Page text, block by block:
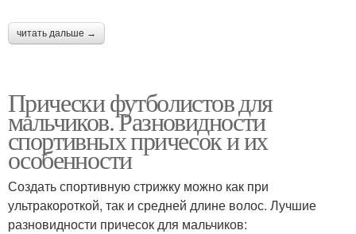
читать дальше →
Прически футболистов для
мальчиков. Разновидности
спортивных причесок и их
особенности
Создать спортивную стрижку можно как при
ультракороткой, так и средней длине волос. Лучшие
разновидности причесок для мальчиков: